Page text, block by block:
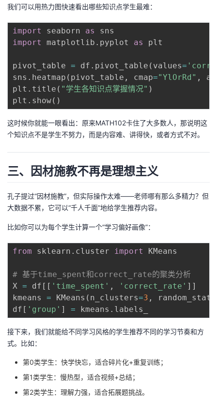
我们可以用热力图快速看出哪些知识点学生最难：
import seaborn as
import
matplotlib . pyplot as plt
pivot_table = df . pivot_table ( values=
sns . heatmap ( pivot_table , cmap="YlOrRd" ,
plt . title ( "学生各知识点掌握情况" )
plt . show( )
这时候你就能一眼看出：原来MATH102卡住了大多数人，那说明这
个知识点不是学生不努力，而是内容难、讲得快，或者方式不对。
三、因材施教不再是理想主义
孔子提过“因材施教”，但实际操作太难——老师哪有那么多精力？但
大数据不累，它可以“千人千面”地给学生推荐内容。
比如你可以为每个学生计算一个“学习偏好画像”：
from sklearn . cluster import KMeans
# 基于time_spent和correct_rate的聚类分析
X = df [ [ 'time_spent' , 'correct_rate' ] ]
kmeans = KMeans ( n_clusters=3 , random_state
df [ 'group' ] = kmeans .
接下来，我们就能给不同学习风格的学生推荐不同的学习节奏和方
式。比如：
第0类学生：快学快忘，适合碎片化+重复训练；
第1类学生：慢热型，适合视频+总结；
第2类学生：理解力强，适合拓展题挑战。